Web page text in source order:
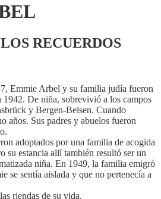
RECUERDOS
Emmie Arbel y su familia judía fueron
1942. De niña, sobrevivió a los campos
y Bergen-Belsen. Cuando
años. Sus padres y abuelos fueron
adoptados por una familia de acogida
su estancia allí también resultó ser un
niña. En 1949, la familia emigró
se sentía aislada y que no pertenecía a
riendas de su vida.